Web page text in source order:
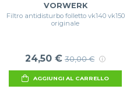
VORWERK
Filtro antidisturbo folletto vk140 vk150
originale
24,50 € 30,00 €
AGGIUNGI AL CARRELLO